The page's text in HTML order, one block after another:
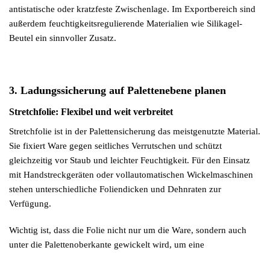
antistatische oder kratzfeste Zwischenlage. Im Exportbereich sind
außerdem feuchtigkeitsregulierende Materialien wie Silikagel-
Beutel ein sinnvoller Zusatz.
3. Ladungssicherung auf Palettenebene planen
Stretchfolie: Flexibel und weit verbreitet
Stretchfolie ist in der Palettensicherung das meistgenutzte Material.
Sie fixiert Ware gegen seitliches Verrutschen und schützt
gleichzeitig vor Staub und leichter Feuchtigkeit. Für den Einsatz
mit Handstreckgeräten oder vollautomatischen Wickelmaschinen
stehen unterschiedliche Foliendicken und Dehnraten zur
Verfügung.
Wichtig ist, dass die Folie nicht nur um die Ware, sondern auch
unter die Palettenoberkante gewickelt wird, um eine